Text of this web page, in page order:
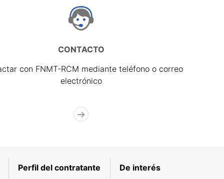
CONTACTO
con FNMT-RCM mediante teléfono o correo
electrónico
Perfil del contratante De interés